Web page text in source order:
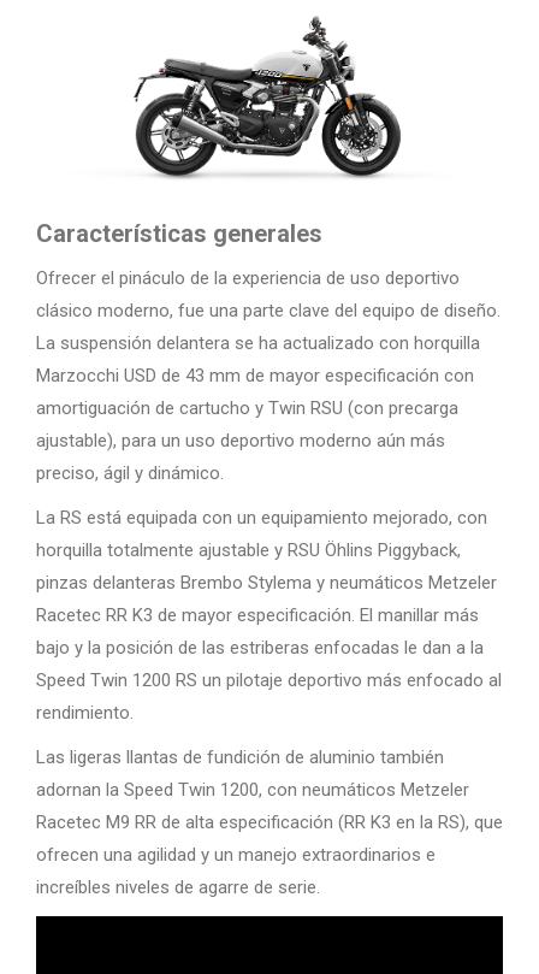
Características generales
Ofrecer el pináculo de la experiencia de uso deportivo
clásico moderno, fue una parte clave del equipo de diseño.
La suspensión delantera se ha actualizado con horquilla
Marzocchi USD de 43 mm de mayor especificación con
amortiguación de cartucho y Twin RSU (con precarga
ajustable), para un uso deportivo moderno aún más
preciso, ágil y dinámico.
La RS está equipada con un equipamiento mejorado, con
horquilla totalmente ajustable y RSU Öhlins Piggyback,
pinzas delanteras Brembo Stylema y neumáticos Metzeler
Racetec RR K3 de mayor especificación. El manillar más
bajo y la posición de las estriberas enfocadas le dan a la
Speed Twin 1200 RS un pilotaje deportivo más enfocado al
rendimiento.
Las ligeras llantas de fundición de aluminio también
adornan la Speed Twin 1200, con neumáticos Metzeler
Racetec M9 RR de alta especificación (RR K3 en la RS), que
ofrecen una agilidad y un manejo extraordinarios e
increíbles niveles de agarre de serie.